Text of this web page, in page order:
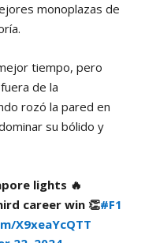
monoplazas de
tiempo, pero
de la
rozó la pared en
su bólido y
lights 🔥
career win 👏#F1
X9xeaYcQTT